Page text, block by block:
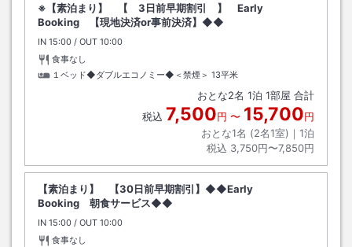
※【素泊まり】 【 3日前早期割引 】 Early
Booking 【現地決済or事前決済】◆◆
IN チェックイン
15:00 / OUT チェックアウト
10:00
食事なし
１ベッド◆ダブルエコノミー◆＜禁煙＞ 13平米
おとな2名 1泊 1部屋 合計
税込 7,500円 〜 15,700円
おとな1名 (2名1室)｜ 1泊
税込 3,750円〜7,850円
【素泊まり】 【30日前早期割引】◆◆Early
Booking 朝食サービス◆◆
IN チェックイン
15:00 / OUT チェックアウト
10:00
食事なし